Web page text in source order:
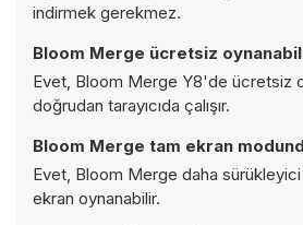
indirmek gerekmez.
Bloom Merge ücretsiz
Evet, Bloom Merge Y8'de ücretsiz
doğrudan tarayıcıda çalışır.
Bloom Merge tam ekran
Evet, Bloom Merge daha
ekran oynanabilir.